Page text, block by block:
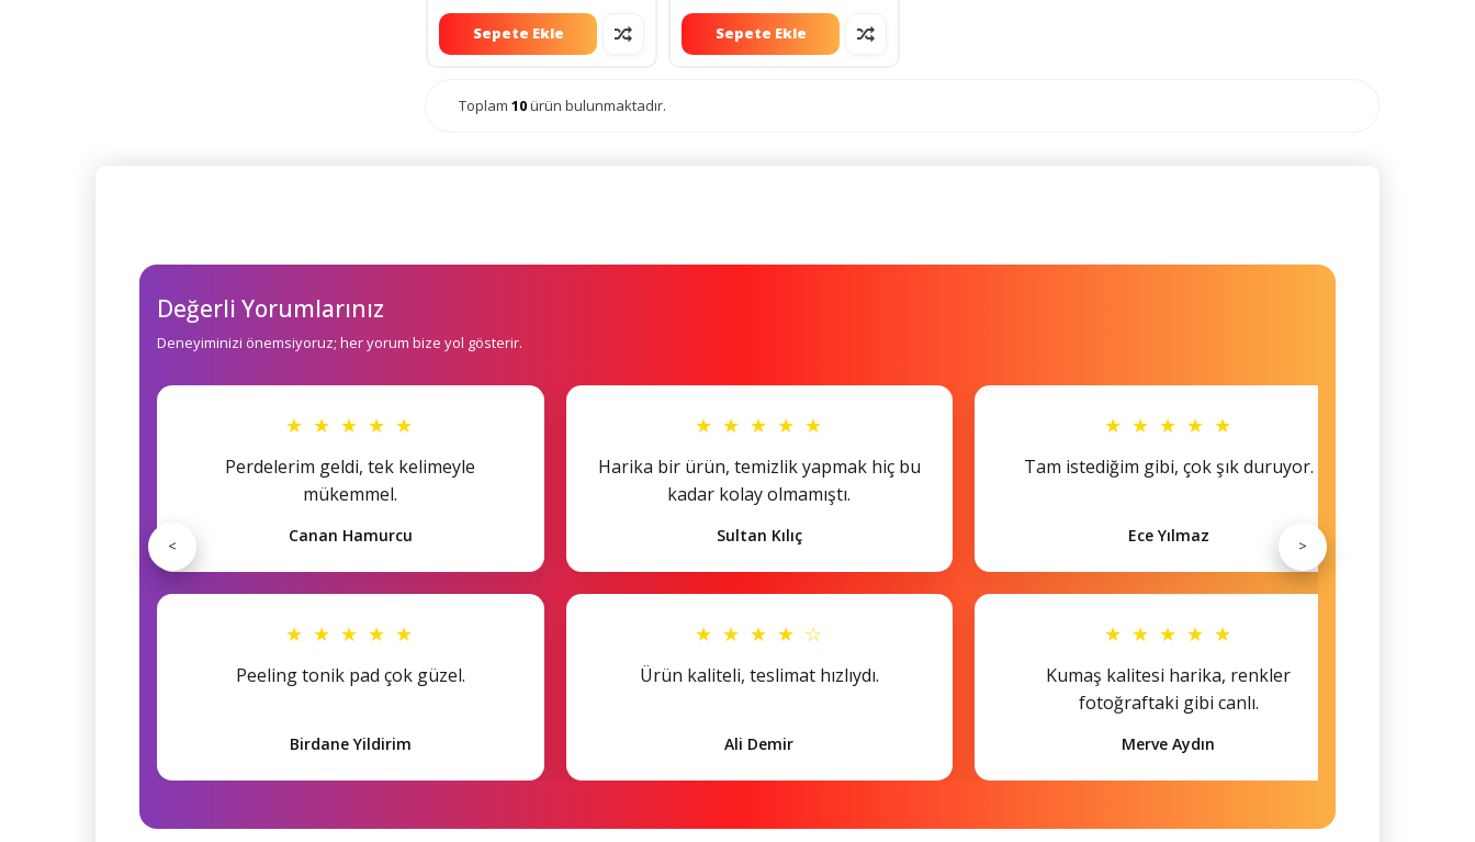
Sepete Ekle Sepete Ekle
Toplam 10ürün bulunmaktadır.
Değerli Yorumlarınız
Deneyiminizi önemsiyoruz; her yorum bize yol gösterir.
★ ★ ★ ★ ★
Perdelerim geldi, tek kelimeyle
mükemmel.
Canan Hamurcu
★ ★ ★ ★ ★
Peeling tonik pad çok güzel.
Birdane Yildirim
★ ★ ★ ★ ★
Harika bir ürün, temizlik yapmak hiç bu
kadar kolay olmamıştı.
Sultan Kılıç
★ ★ ★ ★ ☆
Ürün kaliteli, teslimat hızlıydı.
Ali Demir
★ ★ ★ ★ ★
Tam istediğim gibi, çok şık duruyor.
Ece Yılmaz
★ ★ ★ ★ ★
Kumaş kalitesi harika, renkler
fotoğraftaki gibi canlı.
Merve Aydın
< >